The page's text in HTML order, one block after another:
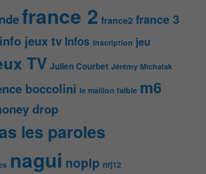
france 2 france2 france 3
info jeux tv Infos Inscription jeu
TV Julien Courbet Jérémy Michalak
boccolini le maillon faible m6
drop
les paroles
nagui noplp nrj12